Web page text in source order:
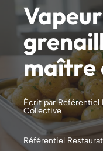
maître
Écrit par Référentiel
Collective
Référentiel